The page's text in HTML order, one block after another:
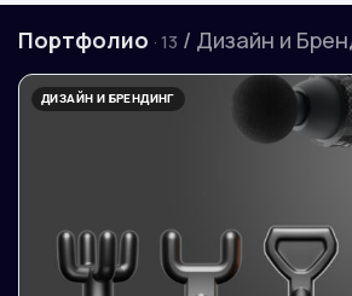
Портфолио · 13 / Дизайн и
ДИЗАЙН И БРЕНДИНГ